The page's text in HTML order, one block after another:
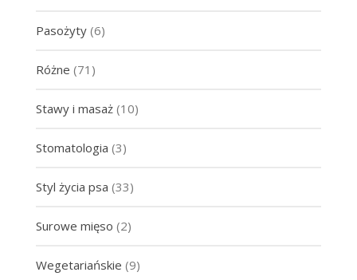
Pasożyty(6)
Różne (71)
Stawy i masaż(10)
Stomatologia (3)
Styl życia psa (33)
Surowe mięso (2)
Wegetariańskie (9)